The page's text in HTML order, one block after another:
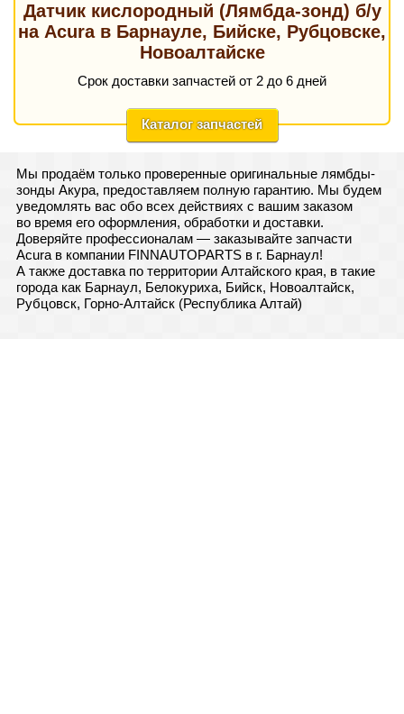
Датчик кислородный (Лямбда-зонд) б/у
на Acura в Барнауле, Бийске, Рубцовске,
Новоалтайске
Срок доставки запчастей от 2 до 6 дней
Каталог запчастей
Мы продаём только проверенные оригинальные лямбды-
зонды Акура, предоставляем полную гарантию. Мы будем
уведомлять вас обо всех действиях с вашим заказом
во время его оформления, обработки и доставки.
Доверяйте профессионалам — заказывайте запчасти
Acura в компании FINNAUTOPARTS в г. Барнаул!
А также доставка по территории Алтайского края, в такие
города как Барнаул, Белокуриха, Бийск, Новоалтайск,
Рубцовск, Горно-Алтайск (Республика Алтай)